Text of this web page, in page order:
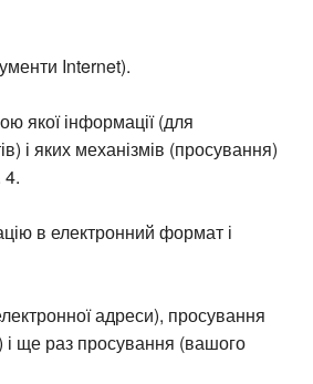
Internet).
якої інформації (для
і яких механізмів (просування)
4.
в електронний формат і
адреси), просування
і ще раз просування (вашого